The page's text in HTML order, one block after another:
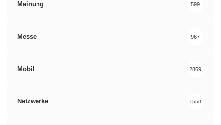
Meinung 599
Messe 967
Mobil 2869
Netzwerke 1558